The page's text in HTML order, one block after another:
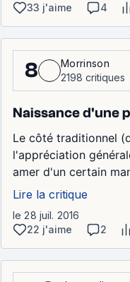
33 j'aime
4
8
Morrinson
2198 critiques
Naissance d'une
Le côté traditionnel
l'appréciation
amer d'un certain
Lire la critique
le 28 juil. 2016
22 j'aime
2